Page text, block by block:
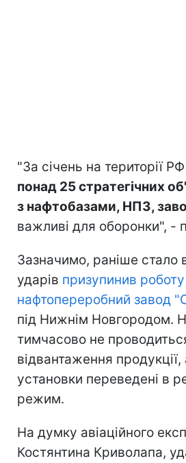
"За січень на території
понад 25 стратегічних
з нафтобазами, НПЗ,
важливі для оборонки", -
Зазначимо, раніше стало
ударів призупинив роботу
нафтопереробний завод
під Нижнім Новгородом.
тимчасово не
відвантаження продукції,
установки переведені в
режим.
На думку авіаційного
Костянтина Криволапа,